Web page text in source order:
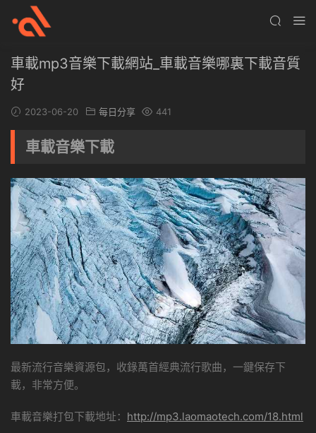
車載mp3音樂下載網站_車載音樂哪裏下載音質
好
2023-06-20 每日分享 441
車載音樂下載
最新流行音樂資源包，收錄萬首經典流行歌曲，一鍵保存下
載，非常方便。
車載音樂打包下載地址： http://mp3.laomaotech.com/18.html